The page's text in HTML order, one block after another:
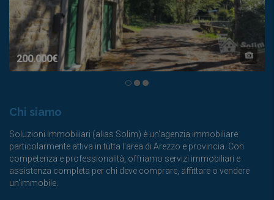
200.000€
Chi siamo
Soluzioni Immobiliari (alias Solim) è un'agenzia immobiliare
particolarmente attiva in tutta l'area di Arezzo e provincia. Con
competenza e professionalità, offriamo servizi immobiliari e
assistenza completa per chi deve comprare, affittare o vendere
un'immobile.